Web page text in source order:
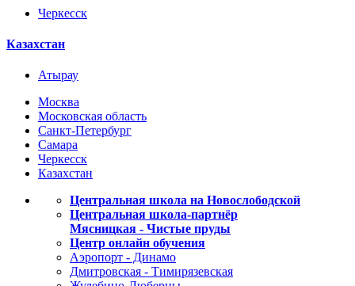
Черкесск
Казахстан
Атырау
Москва
Московская область
Санкт-Петербург
Самара
Черкесск
Казахстан
Центральная школа на Новослободской
Центральная школа-партнёр
Мясницкая - Чистые пруды
Центр онлайн обучения
Аэропорт - Динамо
Дмитровская - Тимирязевская